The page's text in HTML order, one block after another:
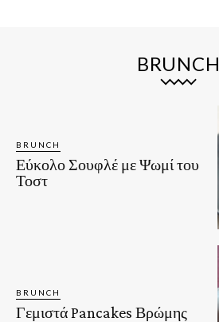
BRUNCH
BRUNCH
Εύκολο Σουφλέ με Ψωμί του
Τοστ
BRUNCH
Γεμιστά Pancakes Βρώμης